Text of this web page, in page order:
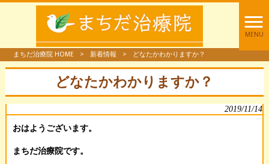
MENU
まちだ治療院 HOME > 新着情報 > どなたかわかりますか？
どなたかわかりますか？
2019/11/14
おはようございます。
まちだ治療院です。